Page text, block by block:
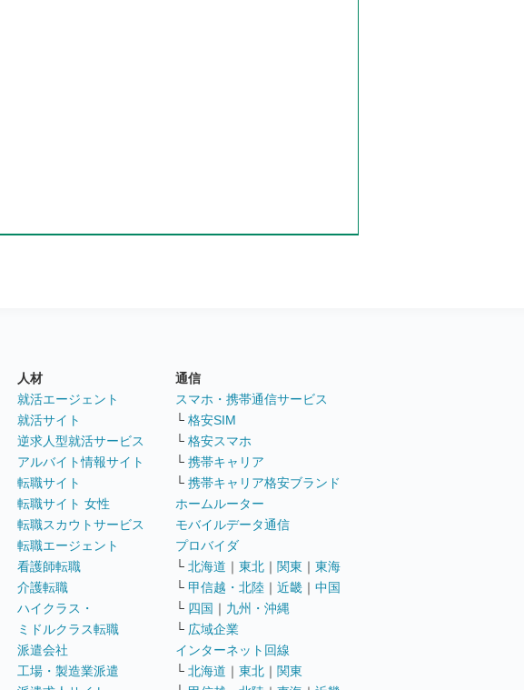
人材
就活エージェント
就活サイト
逆求人型就活サービス
アルバイト情報サイト
転職サイト
転職サイト 女性
転職スカウトサービス
転職エージェント
看護師転職
介護転職
ハイクラス・
ミドルクラス転職
派遣会社
工場・製造業派遣
通信
スマホ・携帯通信サービス
└ 格安SIM
└ 格安スマホ
└ 携帯キャリア
└ 携帯キャリア格安ブランド
ホームルーター
モバイルデータ通信
プロバイダ
└ 北海道 ｜ 東北 ｜ 関東 ｜ 東海
└ 甲信越・北陸 ｜ 近畿 ｜ 中国
└ 四国 ｜ 九州・沖縄
└ 広域企業
インターネット回線
└ 北海道 ｜ 東北 ｜ 関東